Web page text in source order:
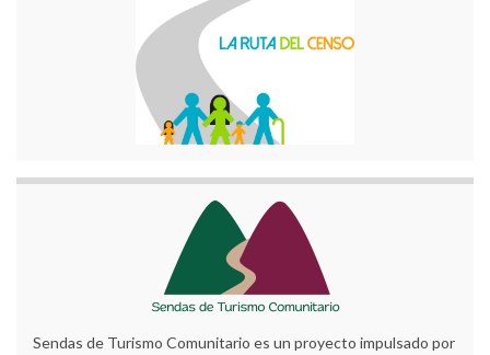
Sendas de Turismo Comunitario es un proyecto impulsado por